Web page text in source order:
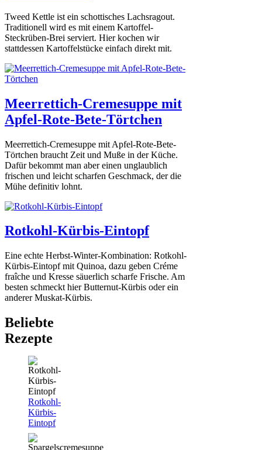
Tweed Kettle ist ein schottisches Lachsragout.
Traditionell wird es mit einem Kartoffel-
Steckrüben-Brei serviert. Hier kochen wir
stattdessen Kartoffelstücke einfach direkt mit.
Meerrettich-Cremesuppe mit
Apfel-Rote-Bete-Törtchen
Meerrettich-Cremesuppe mit Apfel-Rote-Bete-
Törtchen braucht Zeit und Muße in der Küche.
Dafür bekommt man aber einen unglaublich
frischen und leicht scharfen Geschmack, der die
Mühe definitiv lohnt.
Rotkohl-Kürbis-Eintopf
Eine echte Herbst-Winter-Kombination: Rotkohl-
Kürbis-Eintopf mit Quinoa, dazu geben Créme
fraîche und Kresse säuerlich scharfe Frische. Am
besten schmeckt hier Butternut-Kürbis oder ein
anderer Muskat-Kürbis.
Beliebte
Rezepte
Rotkohl-
Kürbis-
Eintopf